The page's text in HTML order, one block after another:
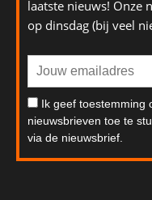
laatste nieuws! Onze
op dinsdag (bij veel
Ik geef toestemming
nieuwsbrieven toe te
via de nieuwsbrief.